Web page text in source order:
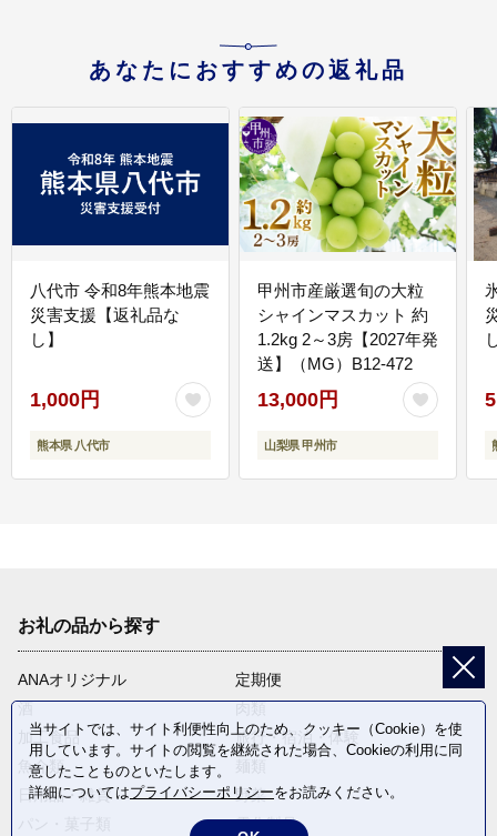
あなたにおすすめの返礼品
八代市 令和8年熊本地震
災害支援【返礼品な
し】
1,000円
熊本県 八代市
甲州市産厳選旬の大粒
シャインマスカット 約
1.2kg 2～3房【2027年発
送】（MG）B12-472
13,000円
山梨県 甲州市
お礼の品から探す
ANAオリジナル
定期便
加工食品
旅行・宿泊・体験
魚介類
日用品・雑貨
野菜
電化製品
当サイトでは、サイト利便性向上のため、クッキー（Cookie）を使
用しています。サイトの閲覧を継続された場合、Cookieの利用に同
意したことものといたします。
詳細についてはプライバシーポリシーをお読みください。